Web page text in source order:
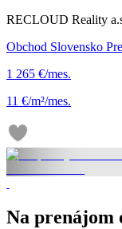
RECLOUD Reality
Obchod Slovensko
1 265 €/mes.
11 €/m²/mes.
Na prenájom